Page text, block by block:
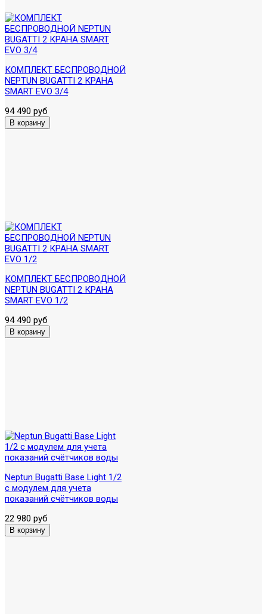
КОМПЛЕКТ БЕСПРОВОДНОЙ
NEPTUN BUGATTI 2 КРАНА
SMART EVO 3/4
94 490 руб
КОМПЛЕКТ БЕСПРОВОДНОЙ
NEPTUN BUGATTI 2 КРАНА
SMART EVO 1/2
94 490 руб
Neptun Bugatti Base Light 1/2
с модулем для учета
показаний счётчиков воды
22 980 руб